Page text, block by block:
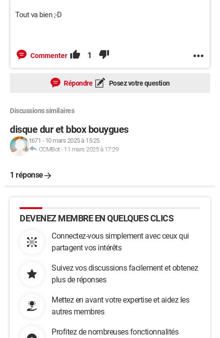
Tout va bien ;-D
Commenter 1
Répondre Posez votre question
Discussions similaires
disque dur et bbox bouygues
t671 - 10 mars 2025 à 15:25
CCMBot- 11 mars 2025 à 17:29
1 réponse
DEVENEZ MEMBRE EN QUELQUES CLICS
Connectez-vous simplement avec ceux qui
partagent vos intérêts
Suivez vos discussions facilement et obtenez
plus de réponses
Mettez en avant votre expertise et aidez les
autres membres
Profitez de nombreuses fonctionnalités